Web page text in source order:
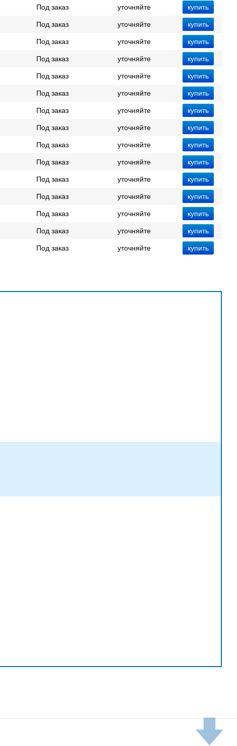
Под заказ уточняйте
Под заказ уточняйте
Под заказ уточняйте
Под заказ уточняйте
Под заказ уточняйте
Под заказ уточняйте
Под заказ уточняйте
Под заказ уточняйте
Под заказ уточняйте
Под заказ уточняйте
Под заказ уточняйте
Под заказ уточняйте
Под заказ уточняйте
Под заказ уточняйте
Под заказ уточняйте